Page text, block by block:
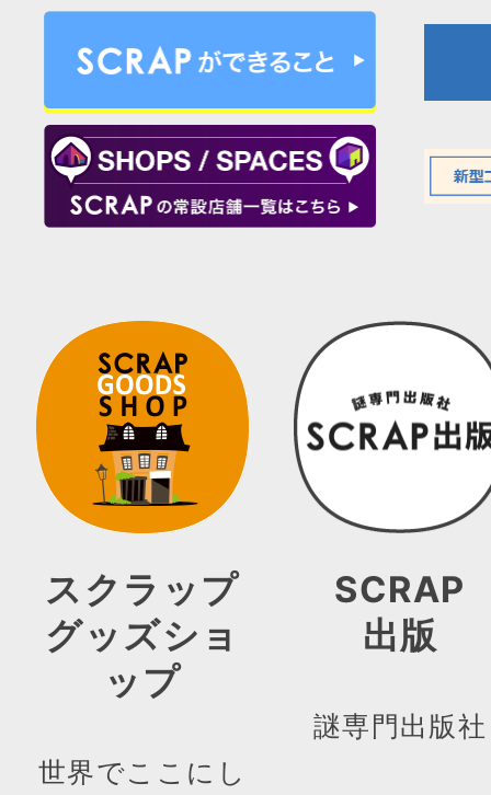
スクラップ
グッズショ
ップ
世界でここにし
SCRAP
出版
謎専門出版社